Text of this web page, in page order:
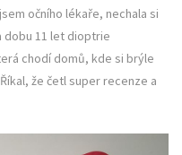
očního lékaře, nechala si
dobu 11 let dioptrie
chodí domů, kde si brýle
že četl super recenze a